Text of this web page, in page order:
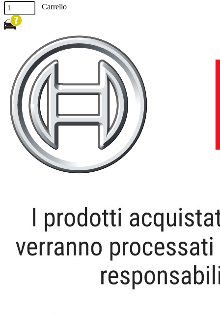
Carrello